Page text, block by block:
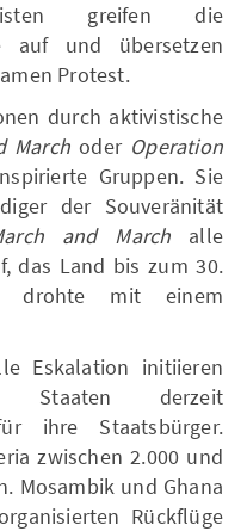
greifen die
auf und übersetzen
Protest.
durch aktivistische
MarchoderOperation
Gruppen. Sie
der Souveränität
and March alle
das Land bis zum 30.
drohte mit einem
Eskalation initiieren
Staaten derzeit
ihre Staatsbürger.
zwischen 2.000 und
Mosambik und Ghana
Rückflüge